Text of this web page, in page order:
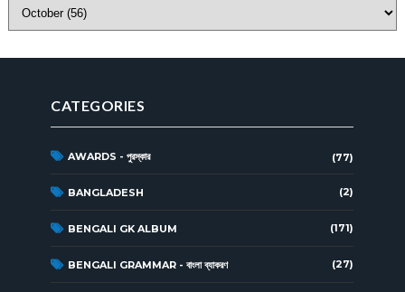
CATEGORIES
AWARDS - পুরস্কার (77)
BANGLADESH (2)
BENGALI GK ALBUM (171)
BENGALI GRAMMAR - বাংলা ব্যাকরণ (27)